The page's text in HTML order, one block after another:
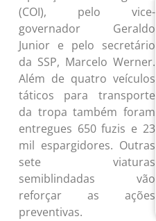
(COI), pelo vice-
governador Geraldo
Junior e pelo secretário
da SSP, Marcelo Werner.
Além de quatro veículos
táticos para transporte
da tropa também foram
entregues 650 fuzis e 23
mil espargidores. Outras
sete viaturas
semiblindadas vão
reforçar as ações
preventivas.